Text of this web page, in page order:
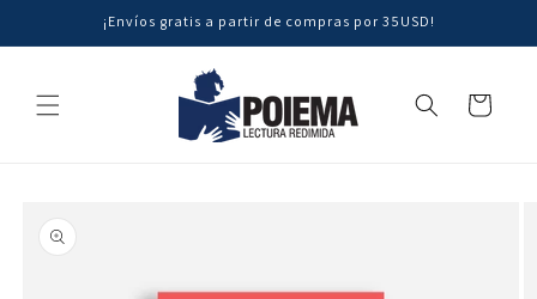
directamente
al contenido
¡Envíos gratis a partir de compras por 35USD!
Carrito
a la
información